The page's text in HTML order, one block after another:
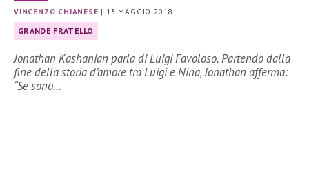
VINCENZO CHIANESE | 13 MAGGIO 2018
GRANDE FRATELLO
Jonathan Kashanian parla di Luigi Favoloso. Partendo dalla
fine della storia d’amore tra Luigi e Nina, Jonathan afferma:
“Se sono…